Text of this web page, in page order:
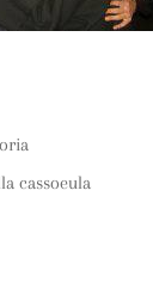
cassoeula